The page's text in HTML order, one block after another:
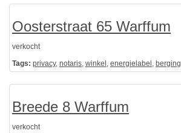
Oosterstraat 65 Warffum
verkocht
Tags: privacy, notaris, winkel , energielabel , berging
Breede 8 Warffum
verkocht